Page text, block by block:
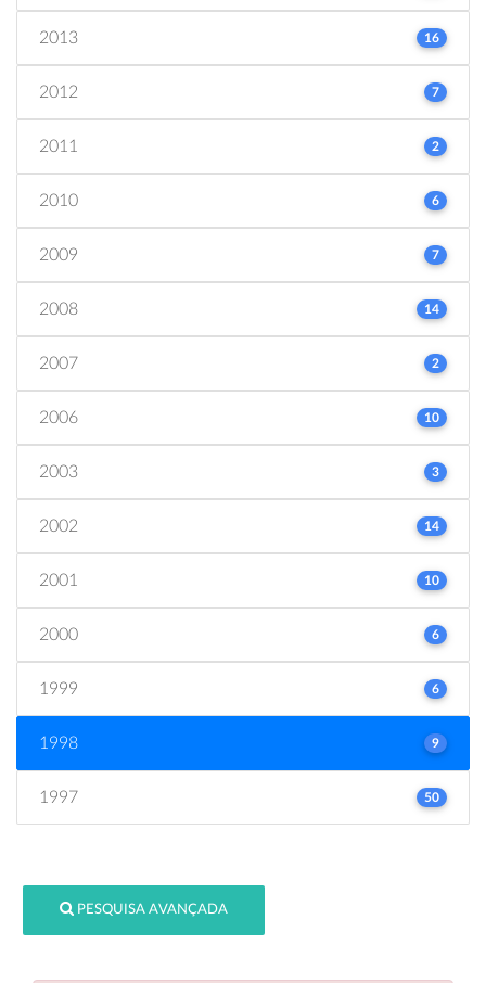
2013 16
2012 7
2011 2
2010 6
2009 7
2008 14
2007 2
2006 10
2003 3
2002 14
2001 10
2000 6
1999 6
1998 9
1997 50
PESQUISA AVANÇADA